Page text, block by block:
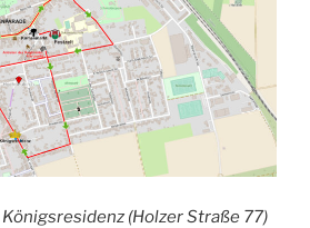
(Holzer Straße 77)